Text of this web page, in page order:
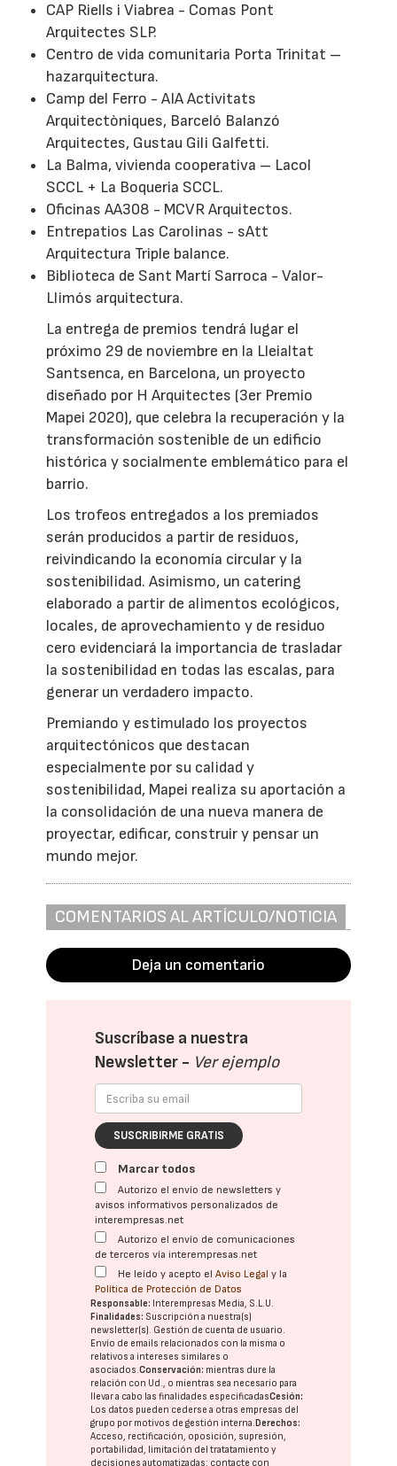
CAP Riells i Viabrea - Comas Pont
Arquitectes SLP.
Centro de vida comunitaria Porta Trinitat –
hazarquitectura.
Camp del Ferro - AIA Activitats
Arquitectòniques, Barceló Balanzó
Arquitectes, Gustau Gili Galfetti.
La Balma, vivienda cooperativa – Lacol
SCCL + La Boqueria SCCL.
Oficinas AA308 - MCVR Arquitectos.
Entrepatios Las Carolinas - sAtt
Arquitectura Triple balance.
Biblioteca de Sant Martí Sarroca - Valor-
Llimós arquitectura.
La entrega de premios tendrá lugar el
próximo 29 de noviembre en la Lleialtat
Santsenca, en Barcelona, un proyecto
diseñado por H Arquitectes (3er Premio
Mapei 2020), que celebra la recuperación y la
transformación sostenible de un edificio
histórica y socialmente emblemático para el
barrio.
Los trofeos entregados a los premiados
serán producidos a partir de residuos,
reivindicando la economía circular y la
sostenibilidad. Asimismo, un catering
elaborado a partir de alimentos ecológicos,
locales, de aprovechamiento y de residuo
cero evidenciará la importancia de trasladar
la sostenibilidad en todas las escalas, para
generar un verdadero impacto.
Premiando y estimulado los proyectos
arquitectónicos que destacan
especialmente por su calidad y
sostenibilidad, Mapei realiza su aportación a
la consolidación de una nueva manera de
proyectar, edificar, construir y pensar un
mundo mejor.
COMENTARIOS AL ARTÍCULO/NOTICIA
Deja un comentario
Suscríbase a nuestra
Newsletter - Ver ejemplo
SUSCRIBIRME GRATIS
Marcar todos
Autorizo el envío de newsletters y
avisos informativos personalizados de
interempresas.net
Autorizo el envío de comunicaciones
de terceros vía interempresas.net
He leído y acepto elAviso Legal y la
Política de Protección de Datos
Responsable: Interempresas Media, S.L.U.
Finalidades: Suscripción a nuestra(s)
newsletter(s). Gestión de cuenta de usuario.
Envío de emails relacionados con la misma o
relativos a intereses similares o
asociados.Conservación: mientras dure la
relación con Ud., o mientras sea necesario para
llevar a cabo las finalidades especificadasCesión:
Los datos pueden cederse a otras empresas del
grupo por motivos de gestión interna. Derechos:
Acceso, rectificación, oposición, supresión,
portabilidad, limitación del tratatamiento y
decisiones automatizadas: contacte con